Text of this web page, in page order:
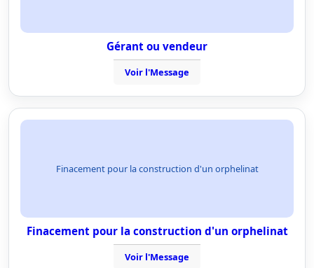
Gérant ou vendeur
Voir l'Message
Finacement pour la construction d'un orphelinat
Finacement pour la construction d'un orphelinat
Voir l'Message